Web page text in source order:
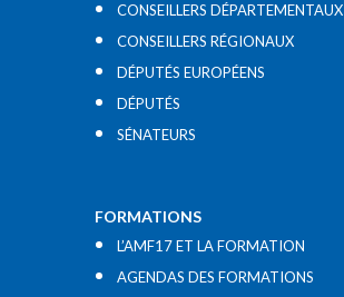
CONSEILLERS DÉPARTEMENTAUX
CONSEILLERS RÉGIONAUX
DÉPUTÉS EUROPÉENS
DÉPUTÉS
SÉNATEURS
FORMATIONS
L’AMF17 ET LA FORMATION
AGENDAS DES FORMATIONS